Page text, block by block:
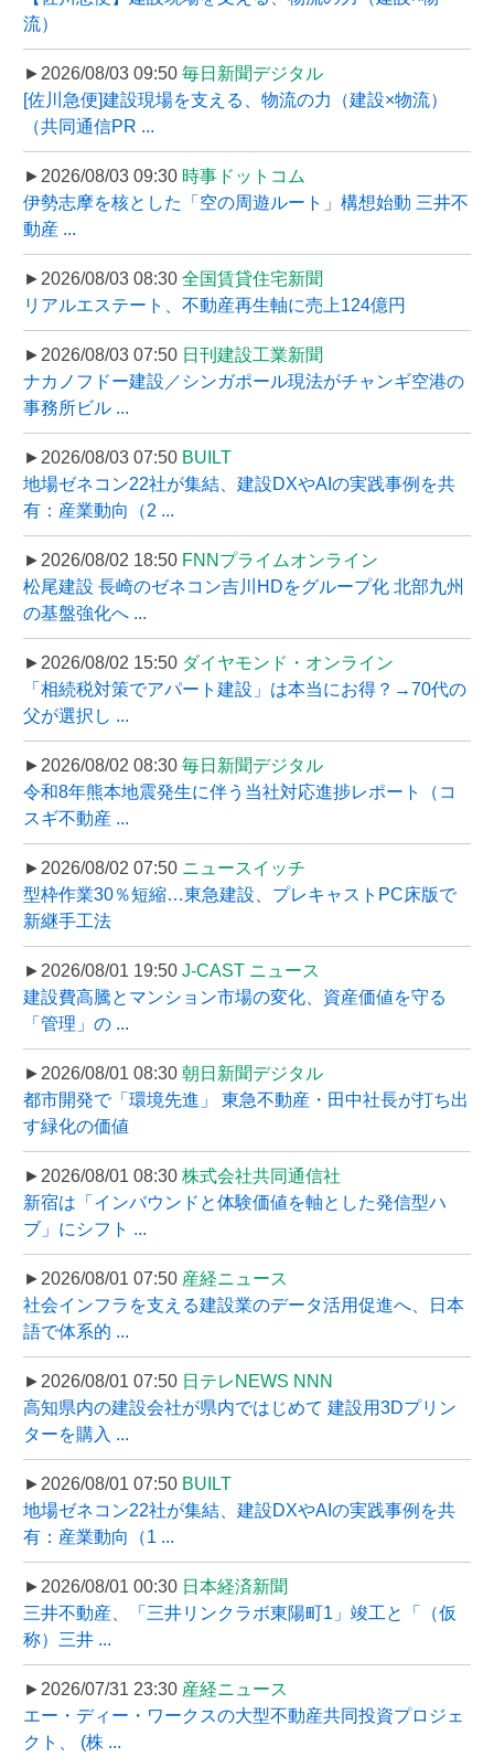
流）
►2026/08/03 09:50 毎日新聞デジタル
[佐川急便]建設現場を支える、物流の力（建設×物流）
（共同通信PR ...
►2026/08/03 09:30 時事ドットコム
伊勢志摩を核とした「空の周遊ルート」構想始動 三井不
動産 ...
►2026/08/03 08:30 全国賃貸住宅新聞
リアルエステート、不動産再生軸に売上124億円
►2026/08/03 07:50 日刊建設工業新聞
ナカノフドー建設／シンガポール現法がチャンギ空港の
事務所ビル ...
►2026/08/03 07:50 BUILT
地場ゼネコン22社が集結、建設DXやAIの実践事例を共
有：産業動向（2 ...
►2026/08/02 18:50 FNNプライムオンライン
松尾建設 長崎のゼネコン吉川HDをグループ化 北部九州
の基盤強化へ ...
►2026/08/02 15:50 ダイヤモンド・オンライン
「相続税対策でアパート建設」は本当にお得？→70代の
父が選択し ...
►2026/08/02 08:30 毎日新聞デジタル
令和8年熊本地震発生に伴う当社対応進捗レポート（コ
スギ不動産 ...
►2026/08/02 07:50 ニュースイッチ
型枠作業30％短縮…東急建設、プレキャストPC床版で
新継手工法
►2026/08/01 19:50 J-CAST ニュース
建設費高騰とマンション市場の変化、資産価値を守る
「管理」の ...
►2026/08/01 08:30 朝日新聞デジタル
都市開発で「環境先進」 東急不動産・田中社長が打ち出
す緑化の価値
►2026/08/01 08:30 株式会社共同通信社
新宿は「インバウンドと体験価値を軸とした発信型ハ
ブ」にシフト ...
►2026/08/01 07:50 産経ニュース
社会インフラを支える建設業のデータ活用促進へ、日本
語で体系的 ...
►2026/08/01 07:50 日テレNEWS NNN
高知県内の建設会社が県内ではじめて 建設用3Dプリン
ターを購入 ...
►2026/08/01 07:50 BUILT
地場ゼネコン22社が集結、建設DXやAIの実践事例を共
有：産業動向（1 ...
►2026/08/01 00:30 日本経済新聞
三井不動産、「三井リンクラボ東陽町1」竣工と「（仮
称）三井 ...
►2026/07/31 23:30 産経ニュース
エー・ディー・ワークスの大型不動産共同投資プロジェ
クト、 (株 ...